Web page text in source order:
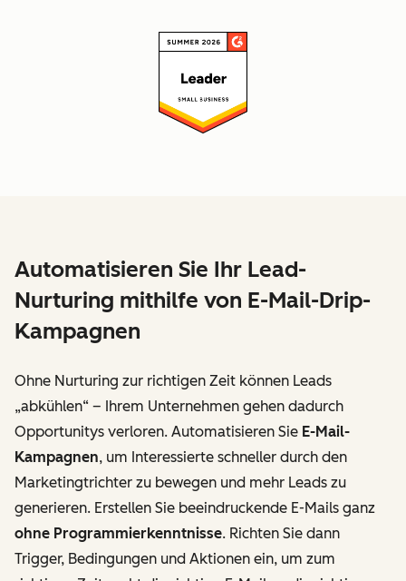
Automatisieren Sie Ihr Lead-
Nurturing mithilfe von E-Mail-Drip-
Kampagnen
Ohne Nurturing zur richtigen Zeit können Leads
„abkühlen“ – Ihrem Unternehmen gehen dadurch
Opportunitys verloren. Automatisieren Sie E-Mail-
Kampagnen, um Interessierte schneller durch den
Marketingtrichter zu bewegen und mehr Leads zu
generieren. Erstellen Sie beeindruckende E-Mails ganz
ohne Programmierkenntnisse. Richten Sie dann
Trigger, Bedingungen und Aktionen ein, um zum